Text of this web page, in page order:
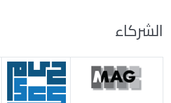
الشركاء